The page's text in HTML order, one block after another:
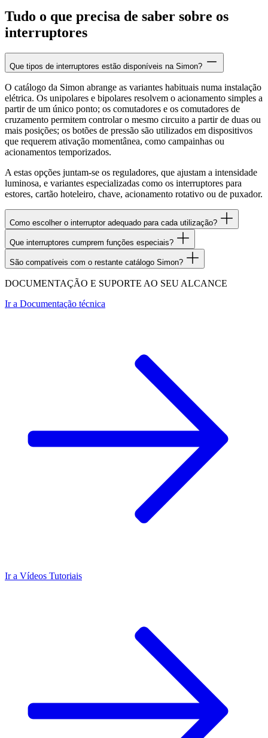
Tudo o que precisa de saber sobre os
interruptores
Que tipos de interruptores estão disponíveis na Simon?
O catálogo da Simon abrange as variantes habituais numa instalação
elétrica. Os unipolares e bipolares resolvem o acionamento simples a
partir de um único ponto; os comutadores e os comutadores de
cruzamento permitem controlar o mesmo circuito a partir de duas ou
mais posições; os botões de pressão são utilizados em dispositivos
que requerem ativação momentânea, como campainhas ou
acionamentos temporizados.
A estas opções juntam-se os reguladores, que ajustam a intensidade
luminosa, e variantes especializadas como os interruptores para
estores, cartão hoteleiro, chave, acionamento rotativo ou de puxador.
Como escolher o interruptor adequado para cada utilização?
Que interruptores cumprem funções especiais?
São compatíveis com o restante catálogo Simon?
DOCUMENTAÇÃO E SUPORTE AO SEU ALCANCE
Ir a Documentação técnica
Ir a Vídeos Tutoriais